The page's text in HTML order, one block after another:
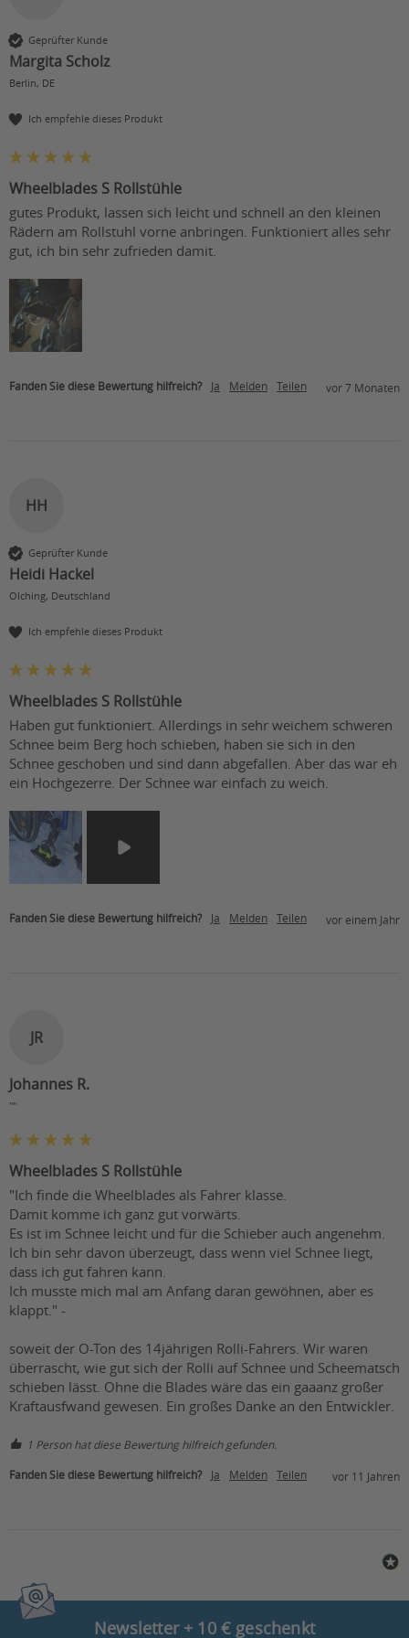
Geprüfter Kunde
Margita Scholz
Berlin, DE
Ich empfehle dieses Produkt
Wheelblades S Rollstühle
gutes Produkt, lassen sich leicht und schnell an den kleinen
Rädern am Rollstuhl vorne anbringen. Funktioniert alles sehr
gut, ich bin sehr zufrieden damit.
Fanden Sie diese Bewertung hilfreich? Ja Melden Teilen vor 7 Monaten
HH
Geprüfter Kunde
Heidi Hackel
Olching, Deutschland
Ich empfehle dieses Produkt
Wheelblades S Rollstühle
Haben gut funktioniert. Allerdings in sehr weichem schweren
Schnee beim Berg hoch schieben, haben sie sich in den
Schnee geschoben und sind dann abgefallen. Aber das war eh
Fanden Sie diese Bewertung hilfreich? Ja Melden Teilen vor einem Jahr
JR
Johannes R.
""
Wheelblades S Rollstühle
"Ich finde die Wheelblades als Fahrer klasse.
Damit komme ich ganz gut vorwärts.
Es ist im Schnee leicht und für die Schieber auch angenehm.
Ich bin sehr davon überzeugt, dass wenn viel Schnee liegt,
dass ich gut fahren kann.
Ich musste mich mal am Anfang daran gewöhnen, aber es
klappt." -
soweit der O-Ton des 14jährigen Rolli-Fahrers. Wir waren
überrascht, wie gut sich der Rolli auf Schnee und Scheematsch
schieben lässt. Ohne die Blades wäre das ein gaaanz großer
1 Person hat diese Bewertung hilfreich gefunden.
Fanden Sie diese Bewertung hilfreich? Ja Melden Teilen vor 11 Jahren
Newsletter + 10 € geschenkt